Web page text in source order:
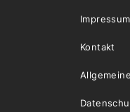
Impressum
Kontakt